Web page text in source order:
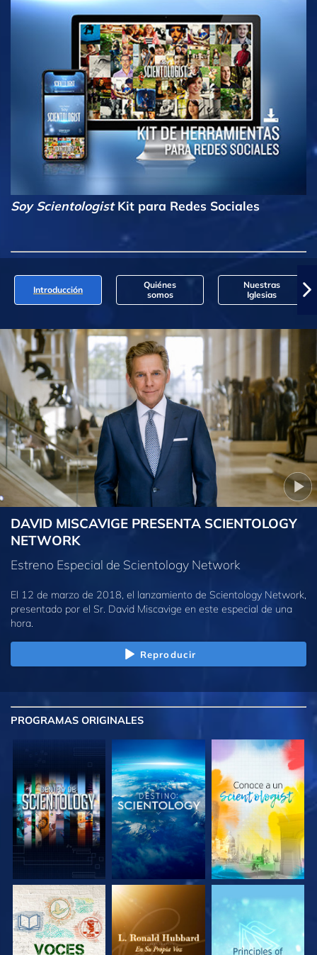
Soy ScientologistKit para Redes Sociales
Introducción
Quiénes
somos
Nuestras
Iglesias
DAVID MISCAVIGE PRESENTA SCIENTOLOGY
NETWORK
Estreno Especial de Scientology Network
El 12 de marzo de 2018, el lanzamiento de Scientology Network,
presentado por el Sr. David Miscavige en este especial de una
hora.
Reproducir
PROGRAMAS ORIGINALES
EXPLORA LAS
SERIES
EXPLORA LAS
SERIES
EXPLORA LAS
SERIES